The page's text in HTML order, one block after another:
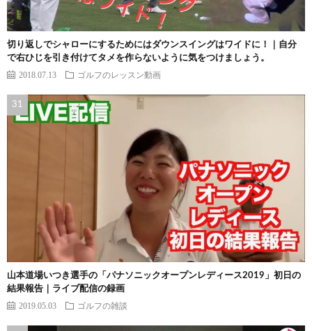
切り返しでシャローにするためにはダウンスイングはワイドに！｜自分
で右ひじを引き付けてタメを作らないように気をつけましょう。
2018.07.13 ゴルフのレッスン動画
山本道場いつき選手の「パナソニックオープンレディース2019」初日の
結果報告｜ライブ配信の録画
2019.05.03 ゴルフの雑談